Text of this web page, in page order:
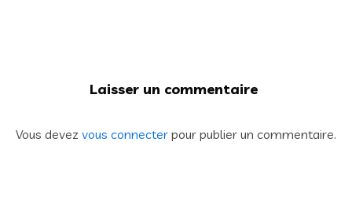
Laisser un commentaire
Vous devez vous connecter pour publier un commentaire.